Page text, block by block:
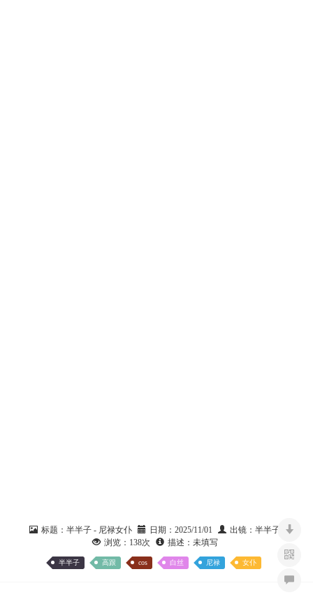
标题： 半半子 - 尼禄女仆 日期： 2025/11/01 出镜： 半半子
浏览： 138次 描述： 未填写
半半子 高跟 cos 白丝 尼禄 女仆